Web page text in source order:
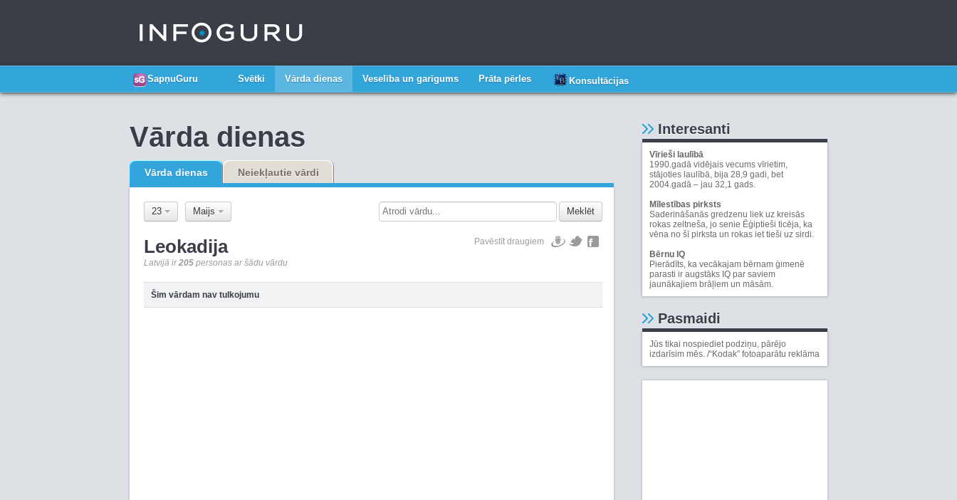
SapņuGuru Svētki Vārda dienas Veselība un garīgums Prāta pērles Konsultācijas
Vārda dienas
Vārda dienas Neiekļautie vārdi
23 Maijs Meklēt
Pavēstīt draugiem
Leokadija
Latvijā ir205 personas ar šādu vārdu
Šim vārdam nav tulkojumu
Interesanti
Vīrieši laulībā
1990.gadā vidējais vecums vīrietim,
stājoties laulībā, bija 28,9 gadi, bet
2004.gadā – jau 32,1 gads.
Mīlestības pirksts
Saderināšanās gredzenu liek uz kreisās
rokas zeltneša, jo senie Ēģiptieši ticēja, ka
vēna no šī pirksta un rokas iet tieši uz sirdi.
Bērnu IQ
Pierādīts, ka vecākajam bērnam ģimenē
parasti ir augstāks IQ par saviem
jaunākajiem brāļiem un māsām.
Pasmaidi
Jūs tikai nospiediet podziņu, pārējo
izdarīsim mēs. /“Kodak” fotoaparātu reklāma